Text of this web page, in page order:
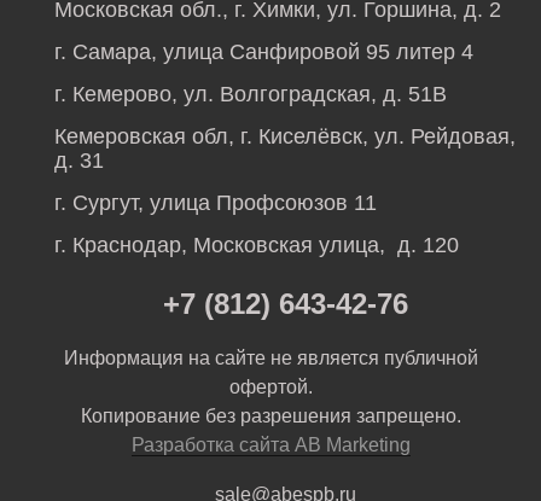
Московская обл., г. Химки, ул. Горшина, д. 2
г. Самара, улица Санфировой 95 литер 4
г. Кемерово, ул. Волгоградская, д. 51В
Кемеровская обл, г. Киселёвск, ул. Рейдовая,
д. 31
г. Сургут, улица Профсоюзов 11
г. Краснодар, Московская улица, д. 120
+7 (812) 643-42-76
Информация на сайте не является публичной
офертой.
Копирование без разрешения запрещено.
Разработка сайта AB Marketing
sale@abespb.ru